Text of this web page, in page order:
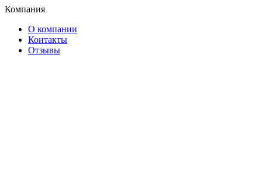
Компания
О компании
Контакты
Отзывы